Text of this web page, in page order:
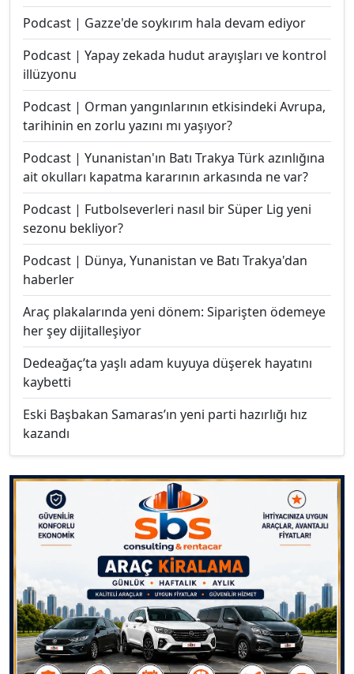
Podcast | Gazze'de soykırım hala devam ediyor
Podcast | Yapay zekada hudut arayışları ve kontrol
illüzyonu
Podcast | Orman yangınlarının etkisindeki Avrupa,
tarihinin en zorlu yazını mı yaşıyor?
Podcast | Yunanistan'ın Batı Trakya Türk azınlığına
ait okulları kapatma kararının arkasında ne var?
Podcast | Futbolseverleri nasıl bir Süper Lig yeni
sezonu bekliyor?
Podcast | Dünya, Yunanistan ve Batı Trakya'dan
haberler
Araç plakalarında yeni dönem: Siparişten ödemeye
her şey dijitalleşiyor
Dedeağaç’ta yaşlı adam kuyuya düşerek hayatını
kaybetti
Eski Başbakan Samaras’ın yeni parti hazırlığı hız
kazandı